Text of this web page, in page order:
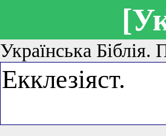
Українська Біблія.